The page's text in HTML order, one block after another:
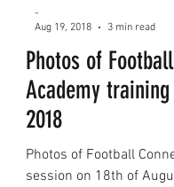
Photos of
Academy
2018
Photos of Football
session on 18th of August 2018 . 💡Here are
-
Aug 19, 2018
3 min read